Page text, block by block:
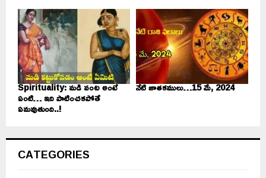
Spirituality: మడి వంట అంటే
ఏంటి… ఇది పాటించకపోతే
ఏమవుతుంది..!
నేటి జాతకములు…15 మే, 2024
CATEGORIES